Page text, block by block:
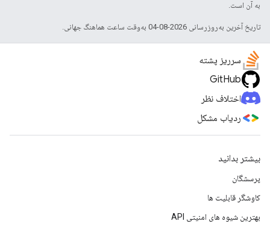
به آن است.
تاریخ آخرین به‌روزرسانی 2026-08-04 به‌وقت ساعت هماهنگ جهانی.
سرریز پشته
GitHub
اختلاف نظر
ردیاب مشکل
بیشتر بدانید
پرسشگان
کاوشگر قابلیت ها
بهترین شیوه های امنیتی API